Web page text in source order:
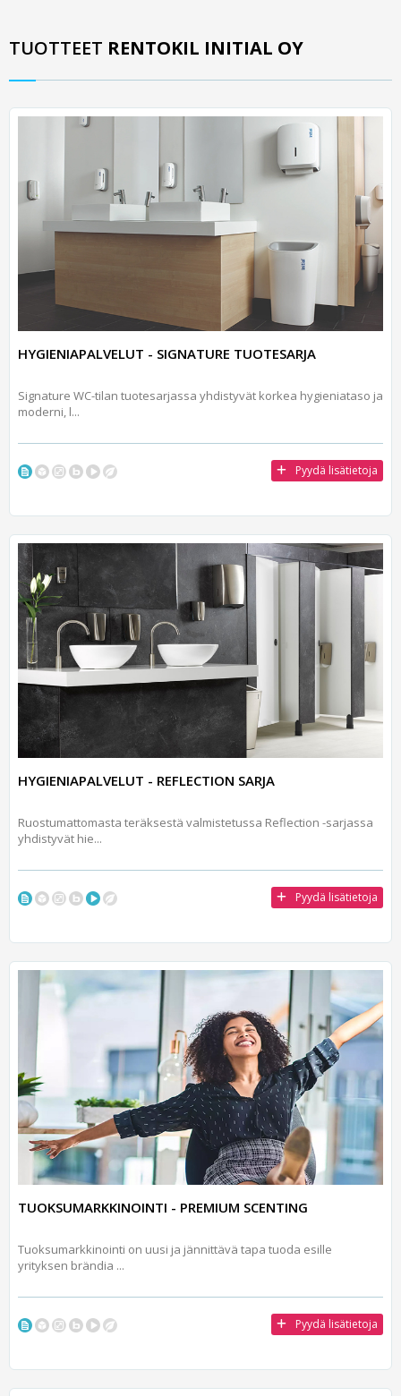
TUOTTEET RENTOKIL INITIAL OY
HYGIENIAPALVELUT - SIGNATURE TUOTESARJA
Signature WC-tilan tuotesarjassa yhdistyvät korkea hygieniataso ja
moderni, l...
Pyydä lisätietoja
HYGIENIAPALVELUT - REFLECTION SARJA
Ruostumattomasta teräksestä valmistetussa Reflection -sarjassa
yhdistyvät hie...
Pyydä lisätietoja
TUOKSUMARKKINOINTI - PREMIUM SCENTING
Tuoksumarkkinointi on uusi ja jännittävä tapa tuoda esille
yrityksen brändia ...
Pyydä lisätietoja